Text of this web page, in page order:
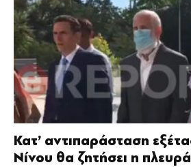
Κατ’ αντιπαράσταση
Νίνου θα ζητήσει η